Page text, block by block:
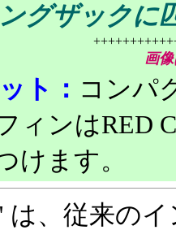
グザックに
画
ト： コンパ
ィンはRED
けます。
は、従来の